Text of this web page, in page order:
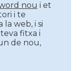
nou i et
i te
la web, i si
fitxa i
de nou,